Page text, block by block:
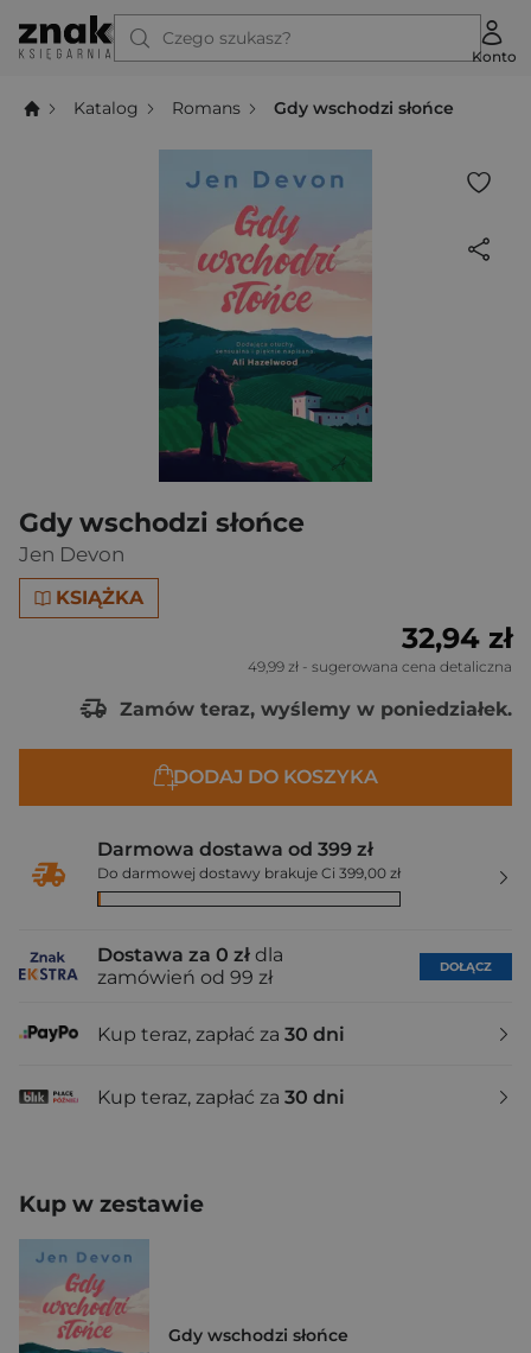
Czego szukasz?
Konto
Katalog Romans Gdy wschodzi słońce
Gdy wschodzi słońce
Jen Devon
KSIĄŻKA
32,94 zł
49,99 zł - sugerowana cena detaliczna
Zamów teraz, wyślemy w poniedziałek.
DODAJ DO KOSZYKA
Darmowa dostawa od 399 zł
Do darmowej dostawy brakuje Ci 399,00 zł
Dostawa za 0 zł dla
zamówień od 99 zł
DOŁĄCZ
Kup teraz, zapłać za 30 dni
Kup teraz, zapłać za 30 dni
Kup w zestawie
Gdy wschodzi słońce